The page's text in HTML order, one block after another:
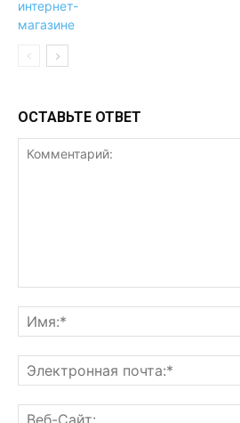
ОСТАВЬТЕ ОТВЕТ